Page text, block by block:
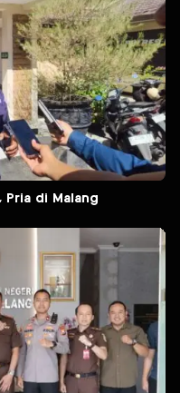
Pria di Malang